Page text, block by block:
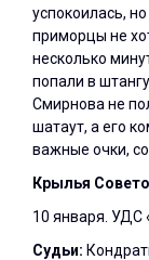
успокоилась,
приморцы не
несколько
попали в
Смирнова не
шатаут, а его
важные очки,
Крылья
10 января. УДС
Судьи: